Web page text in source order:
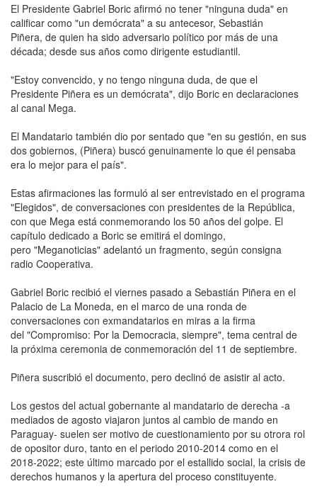
El Presidente Gabriel Boric afirmó no tener "ninguna duda" en
calificar como "un demócrata" a su antecesor, Sebastián
Piñera, de quien ha sido adversario político por más de una
década; desde sus años como dirigente estudiantil.
"Estoy convencido, y no tengo ninguna duda, de que el
Presidente Piñera es un demócrata", dijo Boric en declaraciones
al canal Mega.
El Mandatario también dio por sentado que "en su gestión, en sus
dos gobiernos, (Piñera) buscó genuinamente lo que él pensaba
era lo mejor para el país".
Estas afirmaciones las formuló al ser entrevistado en el programa
"Elegidos", de conversaciones con presidentes de la República,
con que Mega está conmemorando los 50 años del golpe. El
capítulo dedicado a Boric se emitirá el domingo,
pero "Meganoticias" adelantó un fragmento, según consigna
radio Cooperativa.
Gabriel Boric recibió el viernes pasado a Sebastián Piñera en el
Palacio de La Moneda, en el marco de una ronda de
conversaciones con exmandatarios en miras a la firma
del "Compromiso: Por la Democracia, siempre", tema central de
la próxima ceremonia de conmemoración del 11 de septiembre.
Piñera suscribió el documento, pero declinó de asistir al acto.
Los gestos del actual gobernante al mandatario de derecha -a
mediados de agosto viajaron juntos al cambio de mando en
Paraguay- suelen ser motivo de cuestionamiento por su otrora rol
de opositor duro, tanto en el periodo 2010-2014 como en el
2018-2022; este último marcado por el estallido social, la crisis de
derechos humanos y la apertura del proceso constituyente.